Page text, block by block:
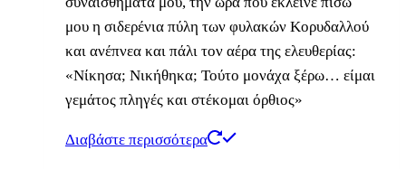
μου η σιδερένια πύλη των φυλακών Κορυδαλλού
και ανέπνεα και πάλι τον αέρα της ελευθερίας:
«Νίκησα; Νικήθηκα; Τούτο μονάχα ξέρω… είμαι
γεμάτος πληγές και στέκομαι όρθιος»
Διαβάστε περισσότερα